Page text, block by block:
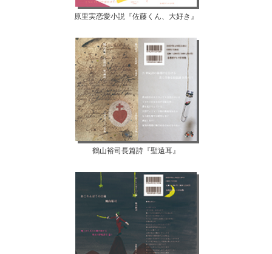
原里実恋愛小説『佐藤くん、大好き』
鶴山裕司長篇詩『聖遠耳』